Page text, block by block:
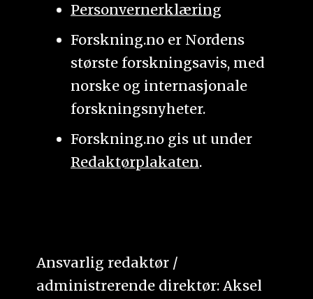
Personvernerklæring
Forskning.no er Nordens
største forskningsavis, med
norske og internasjonale
forskningsnyheter.
Forskning.no gis ut under
Redaktørplakaten.
Ansvarlig redaktør /
administrerende direktør: Aksel